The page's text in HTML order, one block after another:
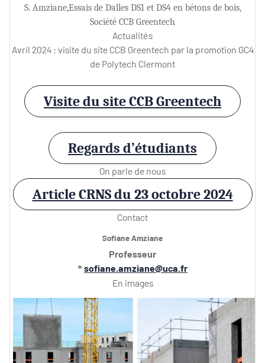
S. Amziane,Essais de Dalles DS1 et DS4 en bétons de bois,
Société CCB Greentech
Actualités
Avril 2024 : visite du site CCB Greentech par la promotion GC4
de Polytech Clermont
Visite du site CCB Greentech
Regards d’étudiants
On parle de nous
Article CRNS du 23 octobre 2024
Contact
Sofiane Amziane
Professeur
* sofiane.amziane@uca.fr
En images